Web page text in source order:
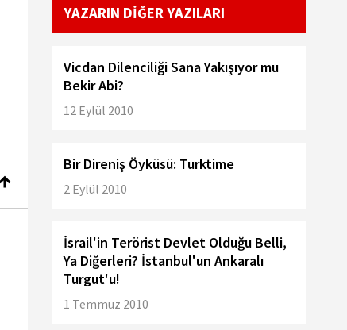
YAZARIN DİĞER YAZILARI
Vicdan Dilenciliği Sana Yakışıyor mu
Bekir Abi?
12 Eylül 2010
Bir Direniş Öyküsü: Turktime
2 Eylül 2010
İsrail'in Terörist Devlet Olduğu Belli,
Ya Diğerleri? İstanbul'un Ankaralı
Turgut'u!
1 Temmuz 2010